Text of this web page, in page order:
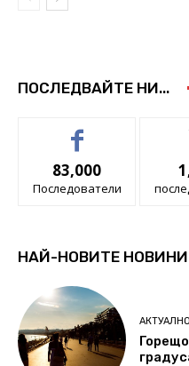
ПОСЛЕДВАЙТЕ НИ...
83,000
Последователи
НАЙ-НОВИТЕ НОВИНИ
АКТУАЛНО